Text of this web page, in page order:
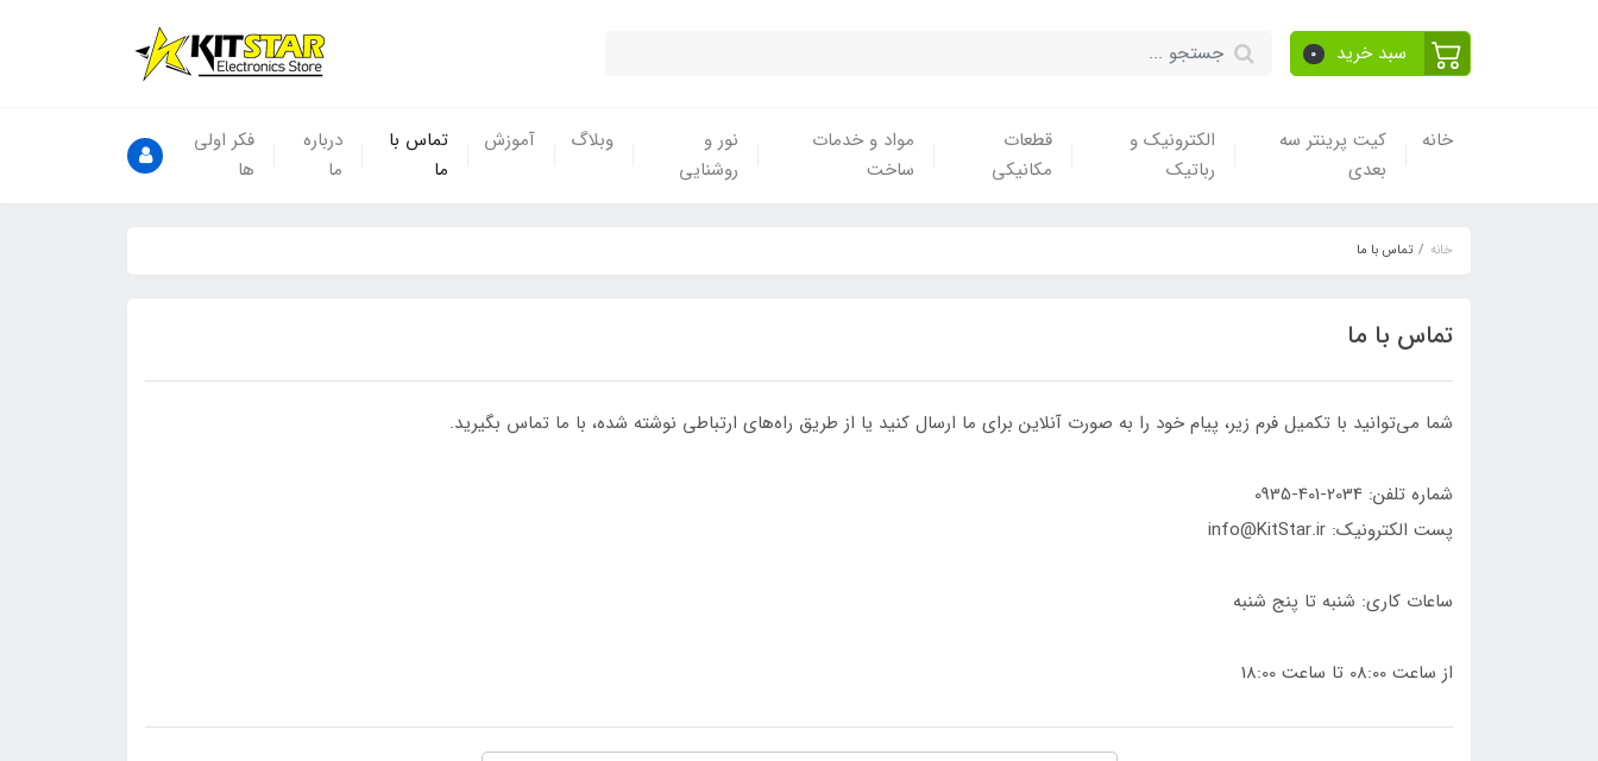
سبد خرید 0
خانه
کیت پرینتر سه
بعدی
الکترونیک و
رباتیک
قطعات
مکانیکی
مواد و خدمات
ساخت
نور و
روشنایی
وبلاگ آموزش
تماس با
ما
درباره
ما
فکر اولی
ها
خانه تماس با ما
تماس با ما
شما می‌توانید با تکمیل فرم زیر، پیام خود را به صورت آنلاین برای ما ارسال کنید یا از طریق راه‌های ارتباطی نوشته شده، با ما تماس بگیرید.
شماره تلفن: 2034-401-0935
پست الکترونیک: info@KitStar.ir
ساعات کاری: شنبه تا پنج شنبه
از ساعت 08:00 تا ساعت 18:00